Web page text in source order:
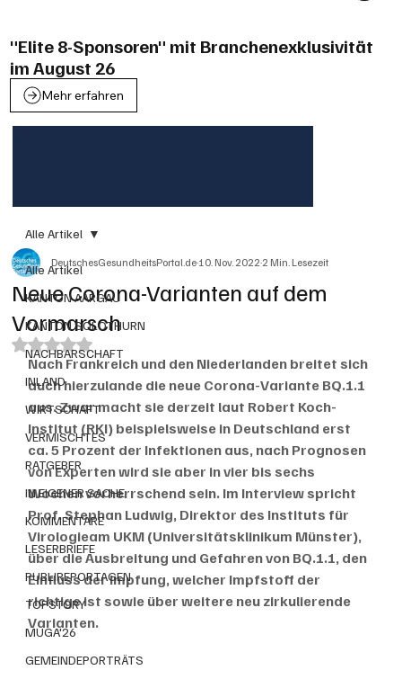
"Elite 8-Sponsoren" mit Branchenexklusivität
im August 26
Mehr erfahren
Alle Artikel
KANTON AARGAU
KANTON SOLOTHURN
NACHBARSCHAFT
INLAND
WIRTSCHAFT
VERMISCHTES
RATGEBER
IN EIGENER SACHE
KOMMENTARE
LESERBRIEFE
PUBLIREPORTAGEN
TOPSTORY
MUGA'26
GEMEINDEPORTRÄTS
Alle Artikel
Neue Corona-Varianten auf dem
Vormarsch
DeutschesGesundheitsPortal.de10. Nov. 20222 Min. Lesezeit
Mit NaN von 5 Sternen bewertet.
Nach Frankreich und den Niederlanden breitet sich
auch hierzulande die neue Corona-Variante BQ.1.1
aus. Zwar macht sie derzeit laut Robert Koch-
Institut (RKI) beispielsweise in Deutschland erst
ca. 5 Prozent der Infektionen aus, nach Prognosen
von Experten wird sie aber in vier bis sechs
Wochen vorherrschend sein. Im Interview spricht
Prof. Stephan Ludwig, Direktor des Instituts für
Virologieam UKM (Universitätsklinikum Münster),
über die Ausbreitung und Gefahren von BQ.1.1, den
Einfluss der Impfung, welcher Impfstoff der
richtige ist sowie über weitere neu zirkulierende
Varianten.